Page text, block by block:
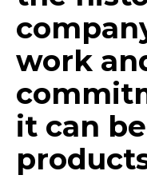
work
it can